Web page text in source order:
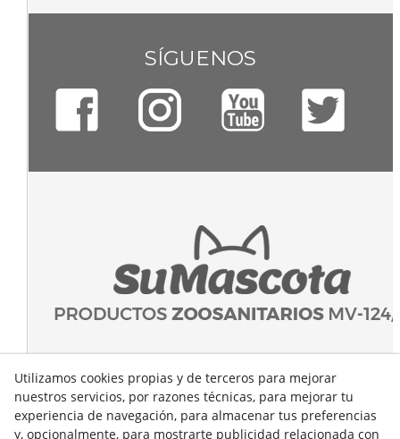
SÍGUENOS
Utilizamos cookies propias y de terceros para mejorar
nuestros servicios, por razones técnicas, para mejorar tu
experiencia de navegación, para almacenar tus preferencias
y, opcionalmente, para mostrarte publicidad relacionada con